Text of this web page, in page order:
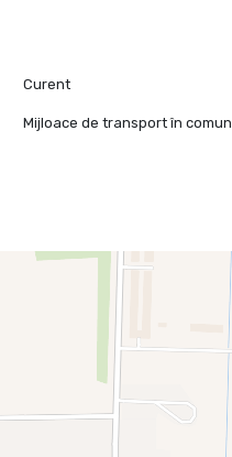
Curent
Mijloace de transport în comun